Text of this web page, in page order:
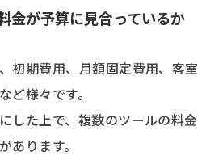
金が予算に見合っているか
初期費用、月額固定費用、客室
ど様々です。
した上で、複数のツールの料金
あります。